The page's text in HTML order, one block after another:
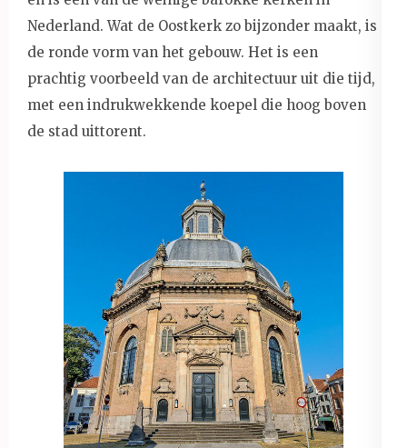
Nederland. Wat de Oostkerk zo bijzonder maakt, is
de ronde vorm van het gebouw. Het is een
prachtig voorbeeld van de architectuur uit die tijd,
met een indrukwekkende koepel die hoog boven
de stad uittorent.